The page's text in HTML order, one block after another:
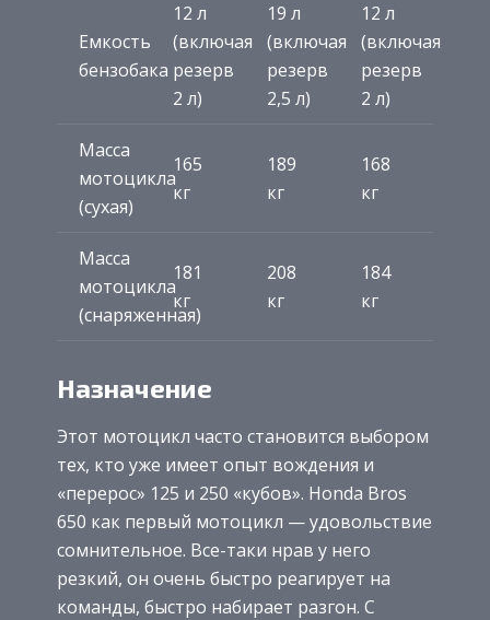
Емкость
бензобака
12 л
(включая
резерв
2 л)
19 л
(включая
резерв
2,5 л)
12 л
(включая
резерв
2 л)
Масса
мотоцикла
(сухая)
165
кг
189
кг
168
кг
Масса
мотоцикла
(снаряженная)
181
кг
208
кг
184
кг
Назначение
Этот мотоцикл часто становится выбором
тех, кто уже имеет опыт вождения и
«перерос» 125 и 250 «кубов». Honda Bros
650 как первый мотоцикл — удовольствие
сомнительное. Все-таки нрав у него
резкий, он очень быстро реагирует на
команды, быстро набирает разгон. С